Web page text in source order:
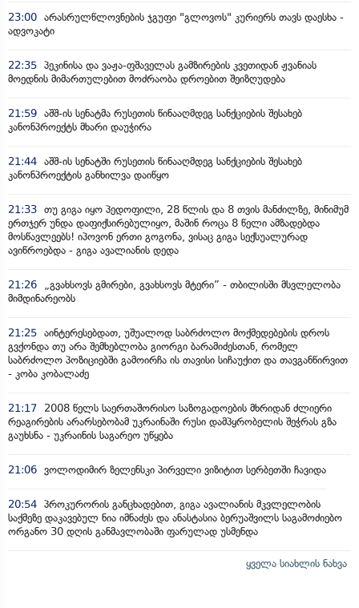
23:00 არასრულწლოვნების ჯგუფი "გლოვოს" კურიერს თავს დაესხა -
ადვოკატი
22:35 პეკინისა და ვაჟა-ფშაველას გამზირების კვეთიდან ჟვანიას
მოედნის მიმართულებით მოძრაობა დროებით შეიზღუდება
21:59 აშშ-ის სენატმა რუსეთის წინააღმდეგ სანქციების შესახებ
კანონპროექტს მხარი დაუჭირა
21:44 აშშ-ის სენატში რუსეთის წინააღმდეგ სანქციების შესახებ
კანონპროექტის განხილვა დაიწყო
21:33 თუ გიგა იყო პედოფილი, 28 წლის და 8 თვის მანძილზე, მინიმუმ
ერთჯერ უნდა დაფიქსირებულიყო, მაშინ როცა 8 წელი ამზადებდა
მოსწავლეებს! იპოვონ ერთი გოგონა, ვისაც გიგა სექსუალურად
ავიწროებდა - გიგა ავალიანის დედა
21:26
„გვახსოვს გმირები, გვახსოვს მტერი” - თბილისში მსვლელობა
მიმდინარეობს
21:25 აინტერესებდათ, უშუალოდ საბრძოლო მოქმედებების დროს
გვქონდა თუ არა შემხებლობა გიორგი ბარამიძესთან, რომელ
საბრძოლო პოზიციებში გამოირჩა ის თავისი სიჩაუქით და თავგანწირვით
- კობა კობალაძე
21:17
2008 წელს საერთაშორისო საზოგადოების მხრიდან ძლიერი
რეაგირების არარსებობამ უკრაინაში რუსი დამპყრობელის შეჭრას გზა
გაუხსნა - უკრაინის საგარეო უწყება
21:06 ვოლოდიმირ ზელენსკი პირველი ვიზიტით სერბეთში ჩავიდა
20:54 პროკურორის განცხადებით, გიგა ავალიანის მკვლელობის
საქმეზე დაკავებულ ნია იმნაძეს და ანასტასია ბერუაშვილს საგამოძიებო
ორგანო 30 დღის განმავლობაში ფარულად უსმენდა
ყველა სიახლის ნახვა